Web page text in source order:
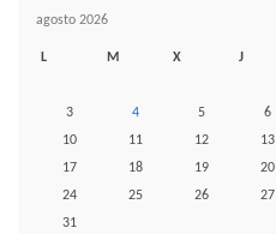
agosto 2026
L M X J
3
4 5 6
10
11 12 13
17
18 19 20
24
25 26 27
31